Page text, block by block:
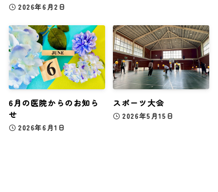
2026年6月2日
6月の医院からのお知ら
せ
2026年6月1日
スポーツ大会
2026年5月15日